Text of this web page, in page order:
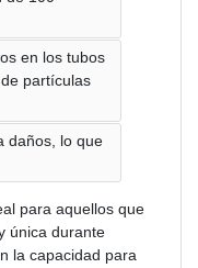
en los tubos
partículas
daños, lo que
para aquellos que
única durante
la capacidad para